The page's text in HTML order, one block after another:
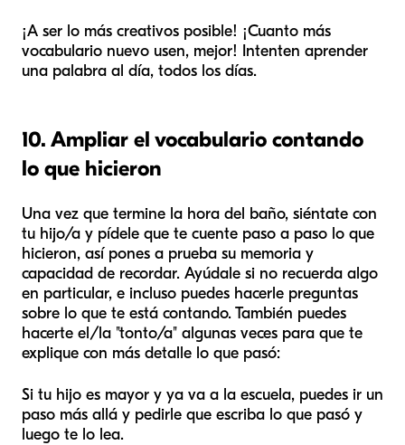
¡A ser lo más creativos posible! ¡Cuanto más
vocabulario nuevo usen, mejor! Intenten aprender
una palabra al día, todos los días.
10. Ampliar el vocabulario contando
lo que hicieron
Una vez que termine la hora del baño, siéntate con
tu hijo/a y pídele que te cuente paso a paso lo que
hicieron, así pones a prueba su memoria y
capacidad de recordar. Ayúdale si no recuerda algo
en particular, e incluso puedes hacerle preguntas
sobre lo que te está contando. También puedes
hacerte el/la "tonto/a" algunas veces para que te
explique con más detalle lo que pasó:
Si tu hijo es mayor y ya va a la escuela, puedes ir un
paso más allá y pedirle que escriba lo que pasó y
luego te lo lea.